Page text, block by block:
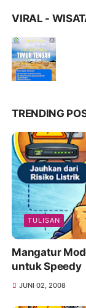
VIRAL -
TRENDING
TULISAN
Mangatur
untuk Speedy
JUNI 02, 2008